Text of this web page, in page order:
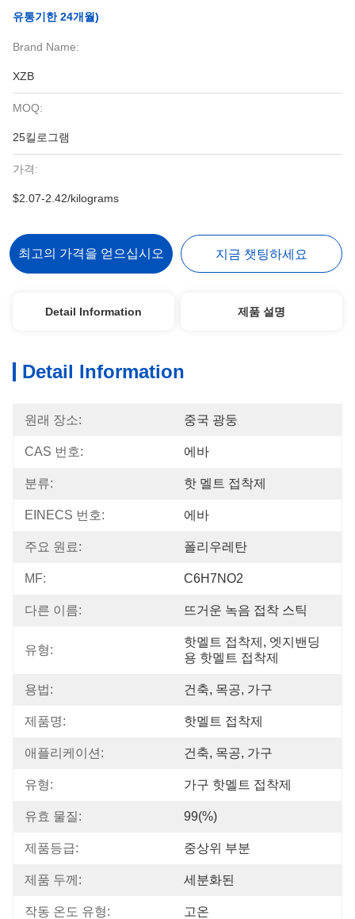
유통기한 24개월)
Brand Name:
XZB
MOQ:
25킬로그램
가격:
$2.07-2.42/kilograms
최고의 가격을 얻으십시오 지금 챗팅하세요
Detail Information 제품 설명
Detail Information
원래 장소: 중국 광둥
CAS 번호: 에바
분류: 핫 멜트 접착제
EINECS 번호: 에바
주요 원료: 폴리우레탄
MF: C6H7NO2
다른 이름: 뜨거운 녹음 접착 스틱
유형:
핫멜트 접착제, 엣지밴딩
용 핫멜트 접착제
용법: 건축, 목공, 가구
제품명: 핫멜트 접착제
애플리케이션: 건축, 목공, 가구
유형: 가구 핫멜트 접착제
유효 물질: 99(%)
제품등급: 중상위 부분
제품 두께: 세분화된
작동 온도 유형: 고온